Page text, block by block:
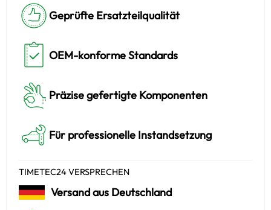
Geprüfte Ersatzteilqualität
OEM-konforme Standards
Präzise gefertigte Komponenten
Für professionelle Instandsetzung
TIMETEC24 VERSPRECHEN
Versand aus Deutschland